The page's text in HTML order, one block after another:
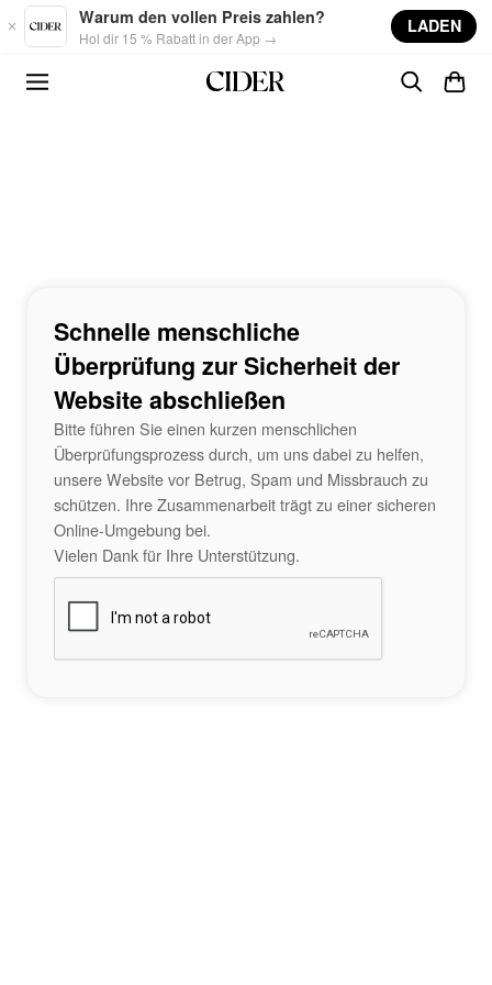
Skip to main content
Warum den vollen Preis zahlen?
Hol dir 15 % Rabatt in der App →
LADEN
Schnelle menschliche
Überprüfung zur Sicherheit der
Website abschließen
Bitte führen Sie einen kurzen menschlichen
Überprüfungsprozess durch, um uns dabei zu helfen,
unsere Website vor Betrug, Spam und Missbrauch zu
schützen. Ihre Zusammenarbeit trägt zu einer sicheren
Online-Umgebung bei.
Vielen Dank für Ihre Unterstützung.